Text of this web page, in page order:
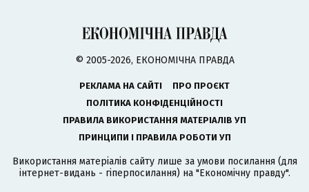
© 2005-2026, ЕКОНОМІЧНА ПРАВДА
РЕКЛАМА НА САЙТІ
ПРО ПРОЄКТ
ПОЛІТИКА КОНФІДЕНЦІЙНОСТІ
ПРАВИЛА ВИКОРИСТАННЯ МАТЕРІАЛІВ УП
ПРИНЦИПИ І ПРАВИЛА РОБОТИ УП
Використання матеріалів сайту лише за умови посилання (для
інтернет-видань - гіперпосилання) на "Економічну правду".